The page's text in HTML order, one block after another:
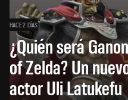
HACE 2 DÍAS
¿Quién será
of Zelda? Un
actor Uli Latukefu